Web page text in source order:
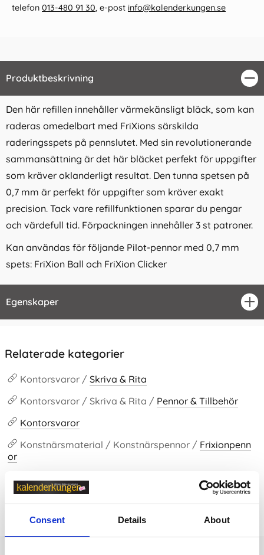
Consent Details About
telefon 013-480 91 30, e-post info@kalenderkungen.se
Produktbeskrivning
Den här refillen innehåller värmekänsligt bläck, som kan
raderas omedelbart med FriXions särskilda
raderingsspets på pennslutet. Med sin revolutionerande
sammansättning är det här bläcket perfekt för uppgifter
som kräver oklanderligt resultat. Den tunna spetsen på
0,7 mm är perfekt för uppgifter som kräver exakt
precision. Tack vare refillfunktionen sparar du pengar
och värdefull tid. Förpackningen innehåller 3 st patroner.
Kan användas för följande Pilot-pennor med 0,7 mm
spets: FriXion Ball och FriXion Clicker
Egenskaper
Relaterade kategorier
Kontorsvaror / Skriva & Rita
Kontorsvaror / Skriva & Rita / Pennor & Tillbehör
Kontorsvaror
Konstnärsmaterial / Konstnärspennor / Frixionpenn
or
Lägsta pris senaste 30 dagarna är 85 kr (2026-08-08)